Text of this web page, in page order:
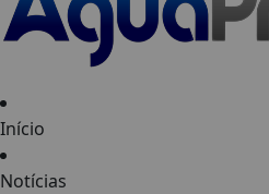
Início
Notícias